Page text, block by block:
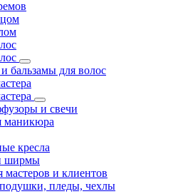
бальзамы для волос
и свечи
маникюра
кресла
ширмы
мастеров и клиентов
пледы, чехлы